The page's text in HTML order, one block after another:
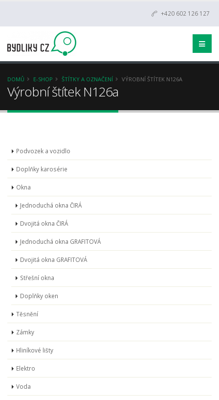
+420 602 126 127
DOMŮ E-SHOP ŠTÍTKY A OZNAČENÍ VÝROBNÍ ŠTÍTEK N126A
Výrobní štítek N126a
Podvozek a vozidlo
Doplňky karosérie
Okna
Jednoduchá okna ČIRÁ
Dvojitá okna ČIRÁ
Jednoduchá okna GRAFITOVÁ
Dvojitá okna GRAFITOVÁ
Střešní okna
Doplňky oken
Těsnění
Zámky
Hliníkové lišty
Elektro
Voda